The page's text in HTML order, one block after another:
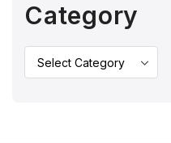
Category